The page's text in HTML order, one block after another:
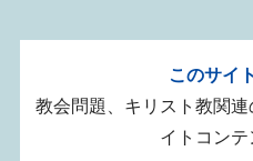
このサイ
教会問題、キリスト教関
イトコンテ